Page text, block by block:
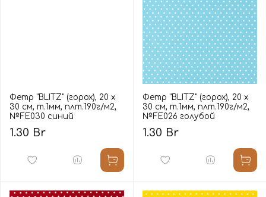
Фетр "BLITZ" (горох), 20 х
30 см, т.1мм, плт.190г/м2,
№FE030 синий
1.30 Br
Фетр "BLITZ" (горох), 20 х
30 см, т.1мм, плт.190г/м2,
№FE026 голубой
1.30 Br